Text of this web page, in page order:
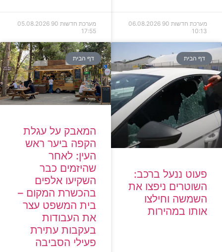
מערכת חדשות 90
06.08.2026
10:13
מערכת חדשות 90
05.08.2026
17:55
דף הבית
פעוט ננעל ברכב:
השוטרים ניפצו את
השמשה וחילצו
אותו במהירות
דף הבית
המאבק על עגלת
הקפה ביער ראש
העין: לאחר
שהיזמים כבר
השקיעו אלפים
בהכשרת המקום –
בית המשפט עצר
את העבודות
בעקבות עתירת
פעילי הסביבה